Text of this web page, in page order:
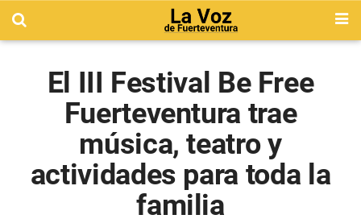
El III Festival Be Free
Fuerteventura trae
música, teatro y
actividades para toda la
familia